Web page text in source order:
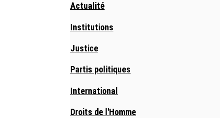
Actualité
Institutions
Justice
Partis politiques
International
Droits de l'Homme